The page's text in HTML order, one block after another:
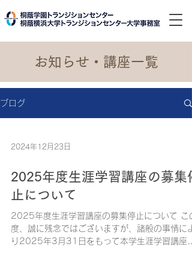
​お知らせ・講座一覧
ブログ
2024年12月23日
2025年度生涯学習講座の募集
止について
2025年度生涯学習講座の募集停止について こ
度、誠に残念ではございますが、諸般の事情によ
り2025年3月31日をもって本学生涯学習講座を